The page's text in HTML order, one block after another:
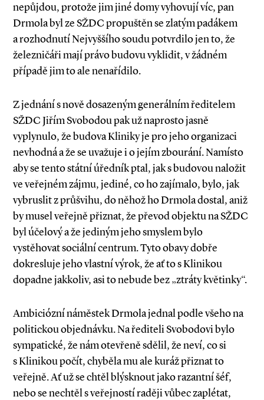
nepůjdou, protože jim jiné domy vyhovují víc, pan
Drmola byl ze SŽDC propuštěn se zlatým padákem
a rozhodnutí Nejvyššího soudu potvrdilo jen to, že
železničáři mají právo budovu vyklidit, v žádném
případě jim to ale nenařídilo.
Z jednání s nově dosazeným generálním ředitelem
SŽDC Jiřím Svobodou pak už naprosto jasně
vyplynulo, že budova Kliniky je pro jeho organizaci
nevhodná a že se uvažuje i o jejím zbourání. Namísto
aby se tento státní úředník ptal, jak s budovou naložit
ve veřejném zájmu, jediné, co ho zajímalo, bylo, jak
vybruslit z průšvihu, do něhož ho Drmola dostal, aniž
by musel veřejně přiznat, že převod objektu na SŽDC
byl účelový a že jediným jeho smyslem bylo
vystěhovat sociální centrum. Tyto obavy dobře
dokresluje jeho vlastní výrok, že ať to s Klinikou
dopadne jakkoliv, asi to nebude bez „ztráty květinky“.
Ambiciózní náměstek Drmola jednal podle všeho na
politickou objednávku. Na řediteli Svobodovi bylo
sympatické, že nám otevřeně sdělil, že neví, co si
s Klinikou počít, chyběla mu ale kuráž přiznat to
veřejně. Ať už se chtěl blýsknout jako razantní šéf,
nebo se nechtěl s veřejností raději vůbec zaplétat,